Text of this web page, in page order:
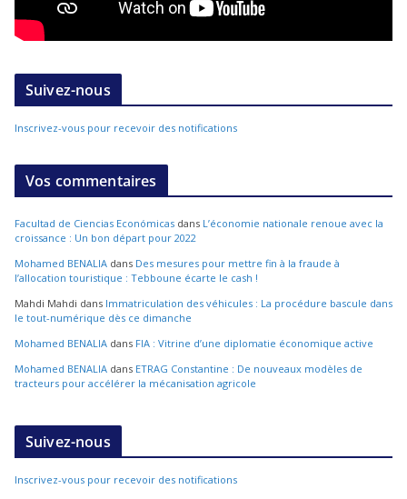
Suivez-nous
Inscrivez-vous pour recevoir des notifications
Vos commentaires
Facultad de Ciencias Económicas dans L’économie nationale renoue avec la
croissance : Un bon départ pour 2022
Mohamed BENALIA dans Des mesures pour mettre fin à la fraude à
l’allocation touristique : Tebboune écarte le cash !
Mahdi Mahdi dans Immatriculation des véhicules : La procédure bascule dans
le tout-numérique dès ce dimanche
Mohamed BENALIA dans FIA : Vitrine d’une diplomatie économique active
Mohamed BENALIA dans ETRAG Constantine : De nouveaux modèles de
tracteurs pour accélérer la mécanisation agricole
Suivez-nous
Inscrivez-vous pour recevoir des notifications